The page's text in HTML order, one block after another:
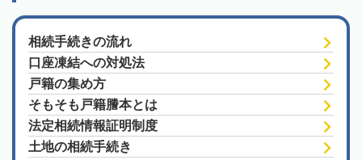
相続手続きの流れ
口座凍結への対処法
戸籍の集め方
そもそも戸籍謄本とは
法定相続情報証明制度
土地の相続手続き